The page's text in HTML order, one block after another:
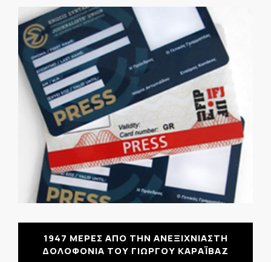
1947 ΜΕΡΕΣ ΑΠΟ ΤΗΝ ΑΝΕΞΙΧΝΙΑΣΤΗ
ΔΟΛΟΦΟΝΙΑ ΤΟΥ ΓΙΩΡΓΟΥ ΚΑΡΑΪΒΑΖ